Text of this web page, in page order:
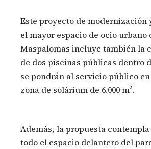
Este proyecto de modernización
el mayor espacio de ocio urbano
Maspalomas incluye también la
de dos piscinas públicas dentro
se pondrán al servicio público
zona de solárium de 6.000 m².
Además, la propuesta
todo el espacio delantero del